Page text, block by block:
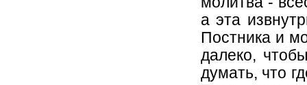
а эта
Постника и
далеко,
думать, что